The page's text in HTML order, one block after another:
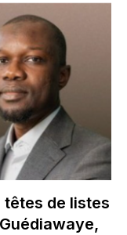
de listes